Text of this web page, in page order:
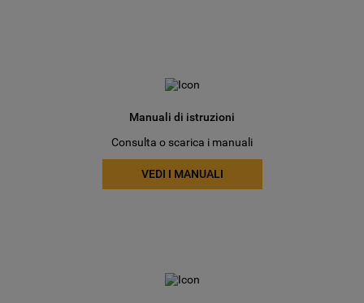
Manuali di istruzioni
Consulta o scarica i manuali
VEDI I MANUALI